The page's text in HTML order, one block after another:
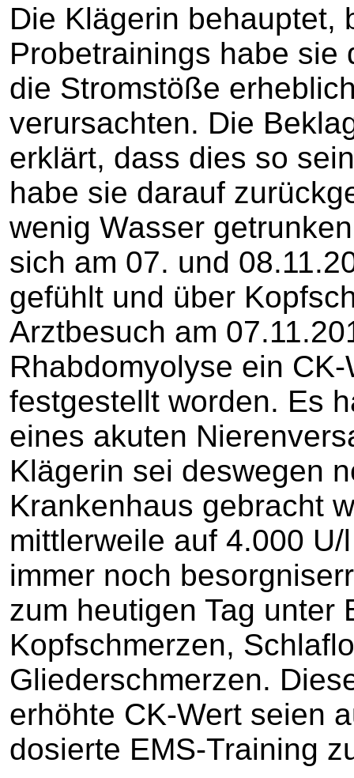
Die Klägerin behauptet,
Probetrainings habe sie
die Stromstöße
verursachten. Die
erklärt, dass dies so
habe sie darauf
wenig Wasser
sich am 07. und
gefühlt und über
Arztbesuch am
Rhabdomyolyse ein
festgestellt worden. Es
eines akuten
Klägerin sei deswegen
Krankenhaus gebracht
mittlerweile auf 4.000
immer noch
zum heutigen Tag unter
Kopfschmerzen,
Gliederschmerzen.
erhöhte CK-Wert seien
dosierte EMS-Training